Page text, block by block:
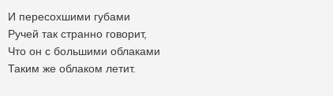
И пересохшими губами
Ручей так странно говорит,
Что он с большими облаками
Таким же облаком летит.